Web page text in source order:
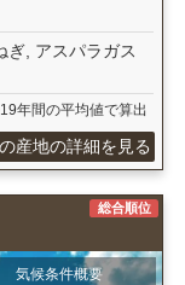
ぎ, アスパラガス
年間の平均値で算出
産地の詳細を見る
総合順位
気候条件概要